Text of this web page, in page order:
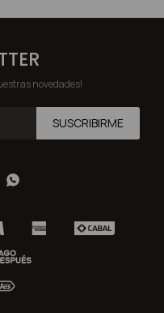
novedades!
SUSCRIBIRME
